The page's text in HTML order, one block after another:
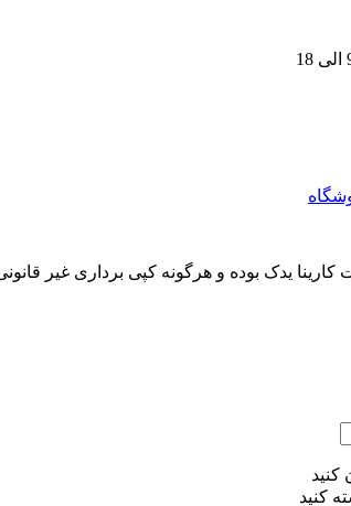
یدک بوده و هرگونه کپی برداری غیر
کنید
کنید